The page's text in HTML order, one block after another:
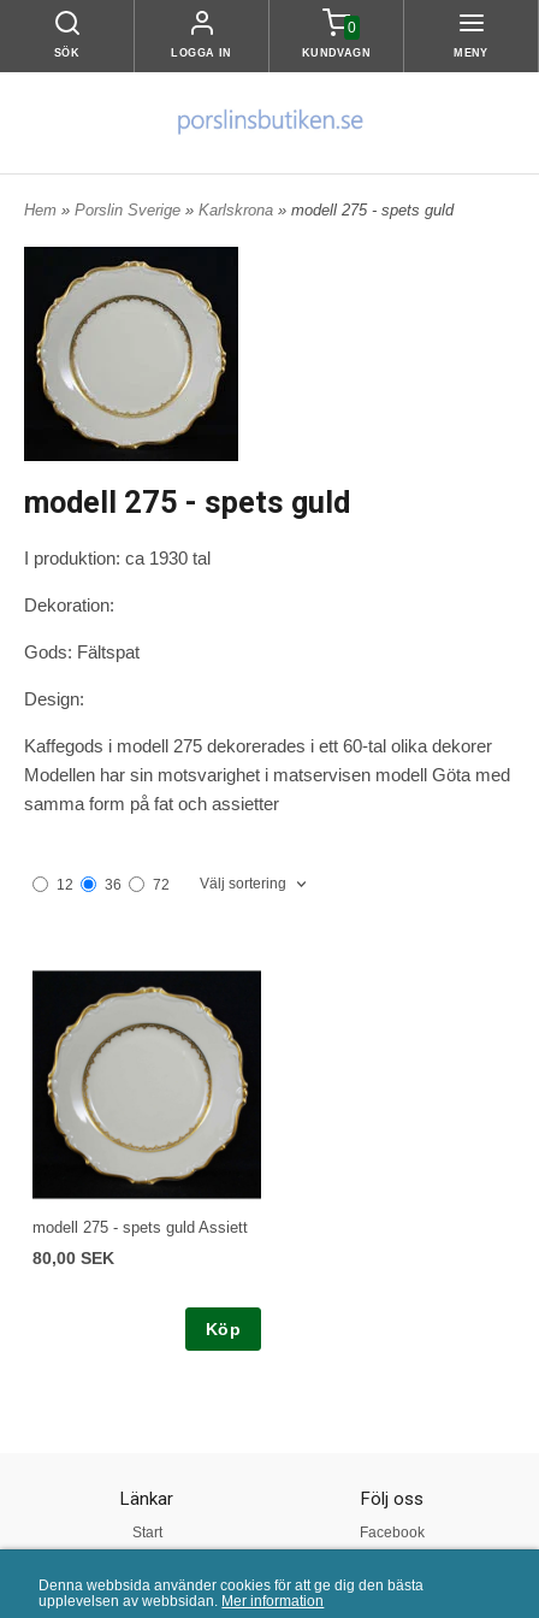
Denna webbsida använder cookies för att ge dig den bästa
upplevelsen av webbsidan. Mer information
SÖK LOGGA IN
0
KUNDVAGN MENY
Hem » Porslin Sverige » Karlskrona » modell 275 - spets guld
modell 275 - spets guld
I produktion: ca 1930 tal
Dekoration:
Gods: Fältspat
Design:
Kaffegods i modell 275 dekorerades i ett 60-tal olika dekorer
Modellen har sin motsvarighet i matservisen modell Göta med
samma form på fat och assietter
12 36 72 Välj sortering
modell 275 - spets guld Assiett
80,00 SEK
Köp
Länkar
Start
Vår Kvalitet
Följ oss
Facebook
Twitter